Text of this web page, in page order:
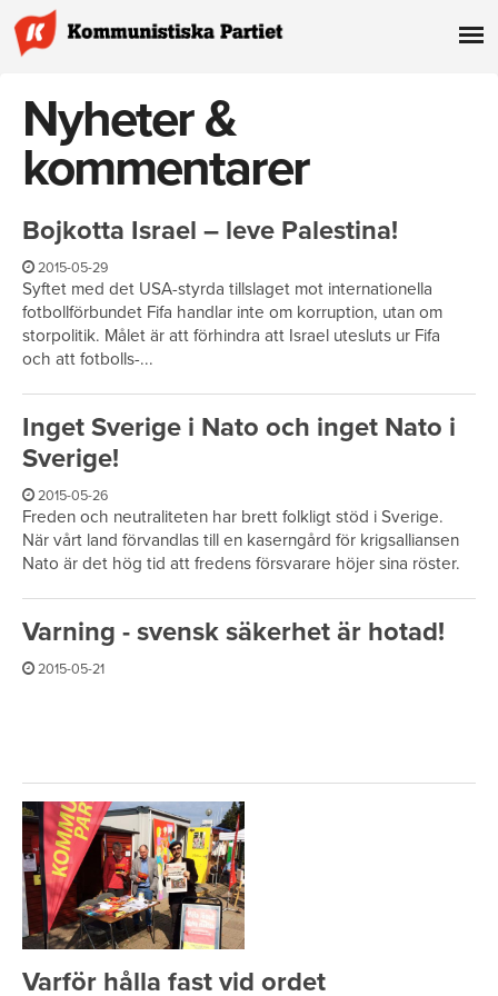
Nyheter &
kommentarer
Bojkotta Israel – leve Palestina!
2015-05-29
Syftet med det USA-styrda tillslaget mot internationella
fotbollförbundet Fifa handlar inte om korruption, utan om
storpolitik. Målet är att förhindra att Israel utesluts ur Fifa
och att fotbolls-...
Inget Sverige i Nato och inget Nato i
Sverige!
2015-05-26
Freden och neutraliteten har brett folkligt stöd i Sverige.
När vårt land förvandlas till en kaserngård för krigsalliansen
Nato är det hög tid att fredens försvarare höjer sina röster.
Varning - svensk säkerhet är hotad!
2015-05-21
Varför hålla fast vid ordet